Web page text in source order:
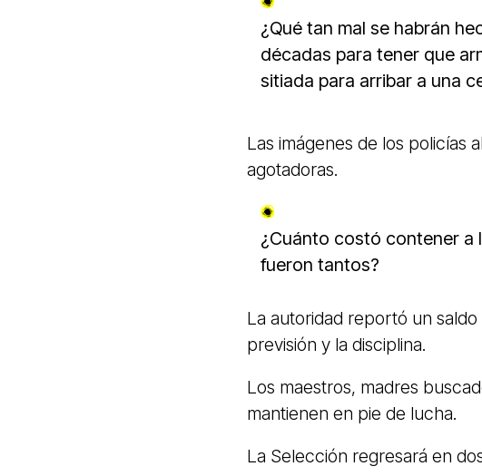
¿Qué tan mal se habrán
décadas para tener que
sitiada para arribar a una
Las imágenes de los policías
agotadoras.
¿Cuánto costó contener a
fueron tantos?
La autoridad reportó un
previsión y la disciplina.
Los maestros, madres
mantienen en pie de lucha.
La Selección regresará en